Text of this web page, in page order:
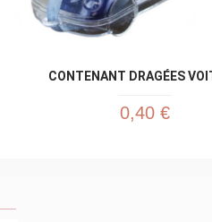
CONTENANT DRAGÉES
0,40 €